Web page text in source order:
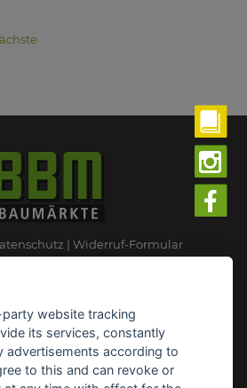
Widerruf-Formular
Einstellungen ändern
Parchim
Weiche 1,
Parchim
website tracking
its services, constantly
advertisements according to
to this and can revoke or